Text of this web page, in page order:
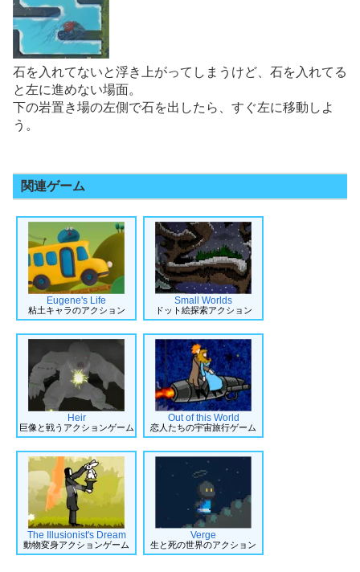
石を入れてないと浮き上がってしまうけど、石を入れてる
と左に進めない場面。
下の岩置き場の左側で石を出したら、すぐ左に移動しよ
う。
関連ゲーム
Eugene's Life
粘土キャラのアクション
Small Worlds
ドット絵探索アクション
Heir
巨像と戦うアクションゲーム
Out of this World
恋人たちの宇宙旅行ゲーム
The Illusionist's Dream
動物変身アクションゲーム
Verge
生と死の世界のアクション